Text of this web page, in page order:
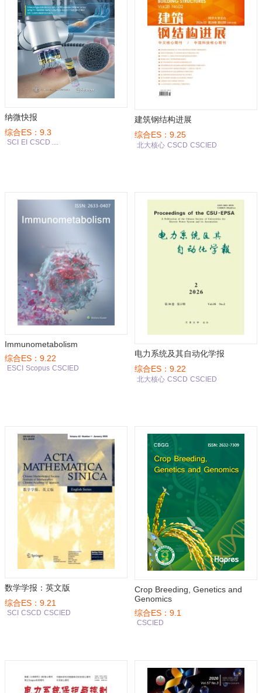
纳微快报
综合ES：9.3
SCI EI CSCD ....
建筑钢结构进展
综合ES：9.25
北大核心 CSCD CSCIED
Immunometabolism
综合ES：9.22
ESCI Scopus CSCIED
电力系统及其自动化学报
综合ES：9.22
北大核心 CSCD CSCIED
数学学报：英文版
综合ES：9.21
SCI CSCD CSCIED
Crop Breeding, Genetics and
Genomics
综合ES：9.1
CSCIED